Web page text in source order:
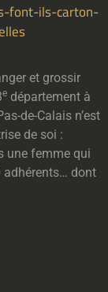
font-ils-carton-
et grossir
e département à
de-Calais n’est
de soi :
une femme qui
adhérents… dont